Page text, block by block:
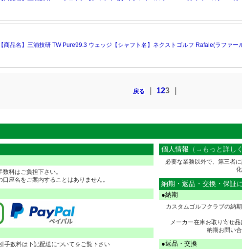
【商品名】三浦技研 TW Pure99.3 ウェッジ【シャフト名】ネクストゴルフ Rafale(ラファー
戻る 123｜
数料はご負担下さい。
座名をご案内することはありません。
手数料は下記配送についてをご覧下さい
個人情報 （→もっと詳しく
必要な業務以外で、第三者
納期・返品・交換・保証
●納期
カスタムゴルフクラブの納
メーカー在庫お取り寄せ
納期お問い合
●返品・交換